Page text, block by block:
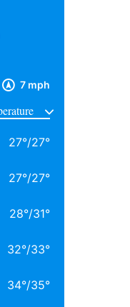
7 mph
27°/27°
27°/27°
28°/31°
32°/33°
34°/35°